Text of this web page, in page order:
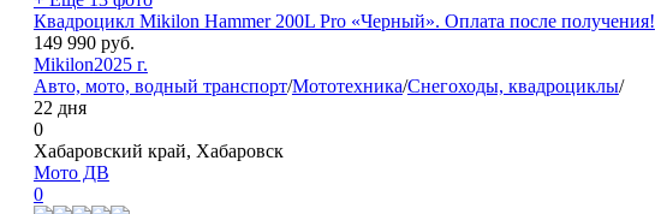
Квадроцикл Mikilon Hammer 200L Pro «Черный». Оплата после получения!
149 990 руб.
Mikilon2025 г.
Авто, мото, водный транспорт/Мототехника/Снегоходы, квадроциклы/
22 дня
0
Хабаровский край, Хабаровск
Мото ДВ
0